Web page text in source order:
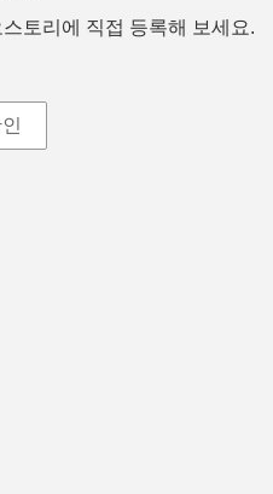
토리에 직접 등록해 보세요.